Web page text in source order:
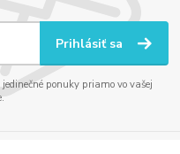
Prihlásiť sa
ponuky priamo vo vašej